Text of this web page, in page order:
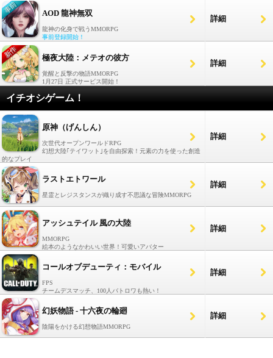
AOD 龍神無双
龍神の化身で戦うMMORPG
事前登録開始！
詳細
極夜大陸：メテオの彼方
覚醒と反撃の物語MMORPG
1月27日 正式サービス開始！
詳細
イチオシゲーム！
原神（げんしん）
次世代オープンワールドRPG
幻想大陸｢テイワット｣を自由探索！元素の力を使った創造
的なプレイ
詳細
ラストエトワール
星霊とレジスタンスが織り成す不思議な冒険MMORPG
詳細
アッシュテイル 風の大陸
MMORPG
絵本のようなかわいい世界！可愛いアバター
詳細
コールオブデューティ：モバイル
FPS
チームデスマッチ、100人バトロワも熱い！
詳細
幻妖物語 - 十六夜の輪廻
陰陽をかける幻想物語MMORPG
詳細